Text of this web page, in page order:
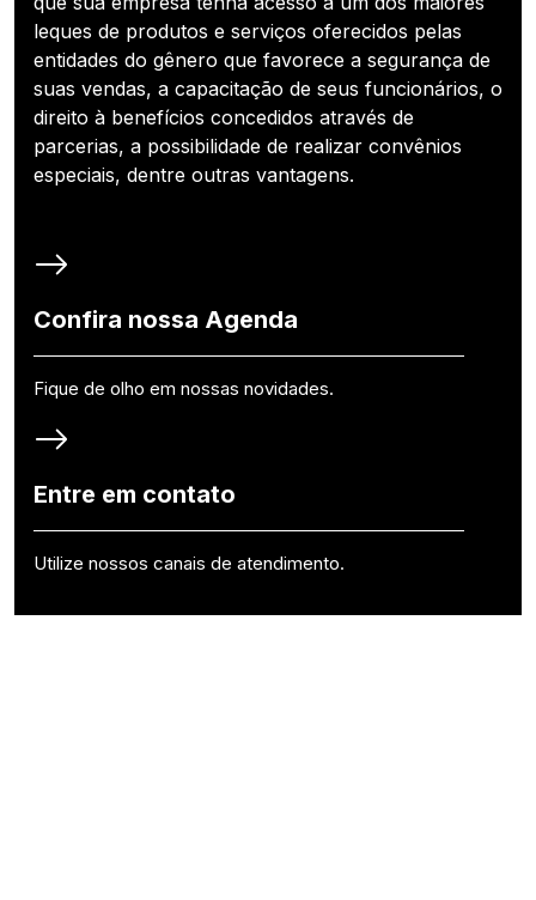
leques de produtos e serviços oferecidos pelas
entidades do gênero que favorece a segurança de
suas vendas, a capacitação de seus funcionários, o
direito à benefícios concedidos através de
parcerias, a possibilidade de realizar convênios
especiais, dentre outras vantagens.
Confira nossa Agenda
Fique de olho em nossas novidades.
Entre em contato
Utilize nossos canais de atendimento.